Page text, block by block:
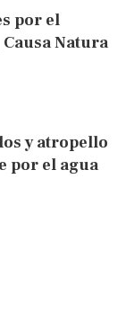
por el
Natura
y atropello
por el agua